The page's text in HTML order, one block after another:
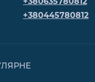
+380445780812